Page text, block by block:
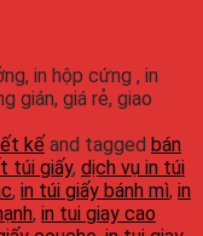
in hộp cứng , in
gián, giá rẻ, giao
kế and tagged bán
túi giấy, dịch vụ in túi
, in túi giấy bánh mì, in
, in tui giay cao